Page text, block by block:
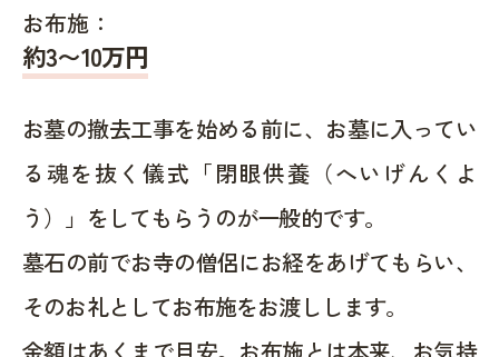
お布施：
約3〜10万円
お墓の撤去工事を始める前に、お墓に入ってい
る魂を抜く儀式「閉眼供養（へいげんくよ
う）」をしてもらうのが一般的です。
墓石の前でお寺の僧侶にお経をあげてもらい、
そのお礼としてお布施をお渡しします。